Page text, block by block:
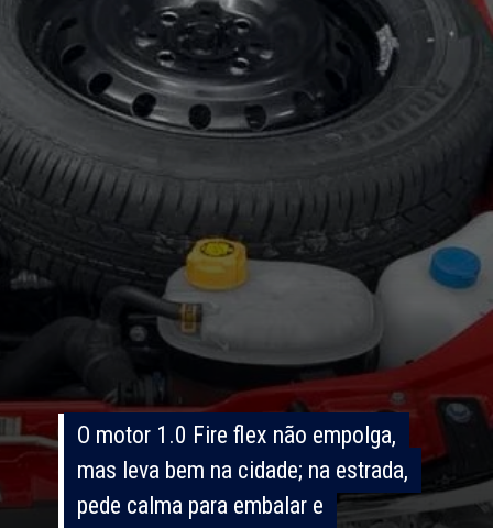
O motor 1.0 Fire flex não empolga,
mas leva bem na cidade; na estrada,
pede calma para embalar e
O motor 1.0 Fire flex não empolga,
mas leva bem na cidade; na estrada,
pede calma para embalar e